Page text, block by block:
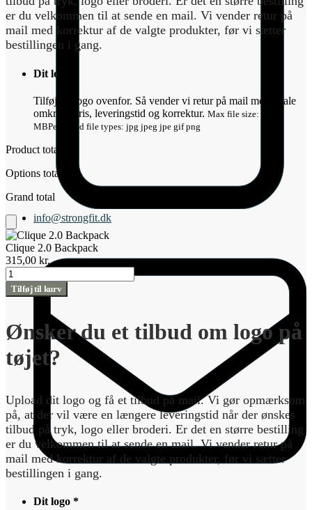
info@strongfit.dk
er du velkommen til at sende en mail. Vi vender retur på
mail med korrektur af de valgte produkter, før vi sætter
bestillingen i gang.
Dit logo
Tilføj dit logo ovenfor. Så vender vi retur på mail med aftale
omkring pris, leveringstid og korrektur. Max file size: 1
MBPermitted file types: jpg jpeg jpe gif png
Product total
Options total
Grand total
Tilføj
til
kurv
Clique 2.0 Backpack
315,00 kr.
Clique
2.0
Backpack
Tilføj til kurv
Ønsker du et tilbud om logo på
tøjet?
Upload dit logo og få et tilbud på mail. Vi gør opmærksom
på, at der vil være en længere leveringstid når der ønskes
tilbud på tryk, logo eller broderi. Er det en større bestilling
er du velkommen til at sende en mail. Vi vender retur på
mail med korrektur af de valgte produkter, før vi sætter
bestillingen i gang.
Dit logo *